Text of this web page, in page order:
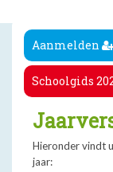
Aanmelden
Schoolgids
Hieronder vindt
jaar: